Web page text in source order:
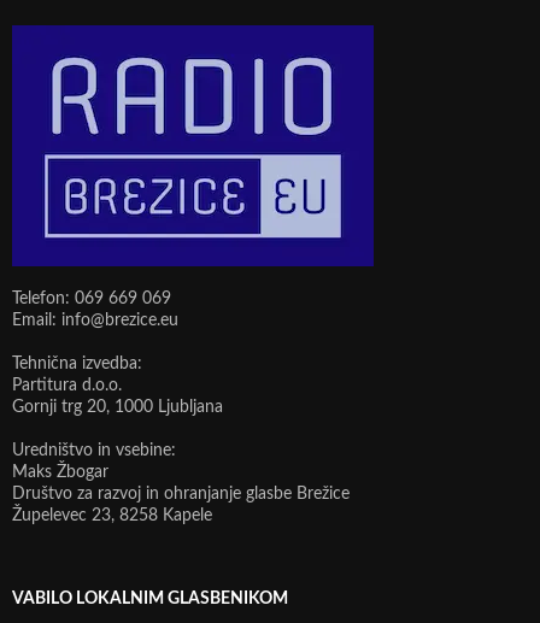
Telefon: 069 669 069
Email: info@brezice.eu
Tehnična izvedba:
Partitura d.o.o.
Gornji trg 20, 1000 Ljubljana
Uredništvo in vsebine:
Maks Žbogar
Društvo za razvoj in ohranjanje glasbe Brežice
Župelevec 23, 8258 Kapele
VABILO LOKALNIM GLASBENIKOM